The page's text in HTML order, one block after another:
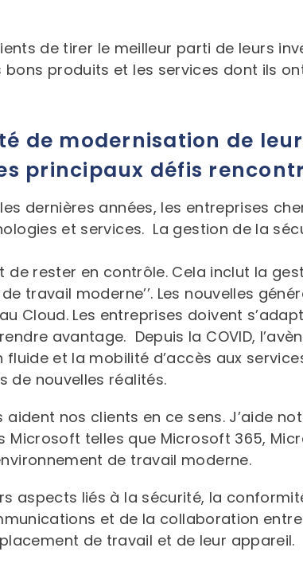
de tirer le meilleur parti de leurs
produits et les services dont ils
de modernisation de
principaux défis
dernières années, les entreprises
et services. La gestion de la
de rester en contrôle. Cela inclut la
de travail moderne’’. Les nouvelles
Cloud. Les entreprises doivent
avantage. Depuis la COVID,
fluide et la mobilité d’accès aux
de nouvelles réalités.
aident nos clients en ce sens. J’aide
telles que Microsoft 365,
de travail moderne.
aspects liés à la sécurité, la
et de la collaboration entre
de travail et de leur appareil.